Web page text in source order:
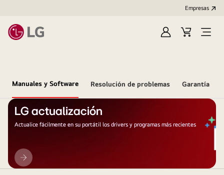
Empresas
IniciarCarritoOpen
Manuales y Software Resolución de problemas Garantía
LG actualización
Actualice fácilmente en su portátil los drivers y programas más recientes
LG
actualización